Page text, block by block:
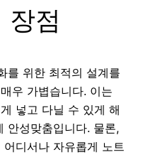
장점
를 위한 최적의 설계를
우 가볍습니다. 이는
넣고 다닐 수 있게 해
안성맞춤입니다. 물론,
디서나 자유롭게 노트